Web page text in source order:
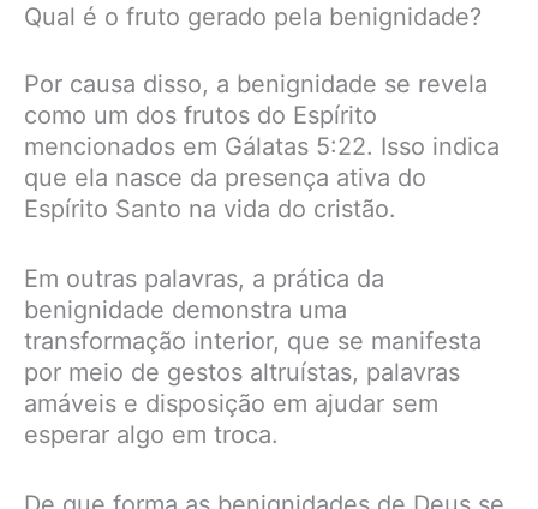
Qual é o fruto gerado pela benignidade?
Por causa disso, a benignidade se revela
como um dos frutos do Espírito
mencionados em Gálatas 5:22. Isso indica
que ela nasce da presença ativa do
Espírito Santo na vida do cristão.
Em outras palavras, a prática da
benignidade demonstra uma
transformação interior, que se manifesta
por meio de gestos altruístas, palavras
amáveis e disposição em ajudar sem
esperar algo em troca.